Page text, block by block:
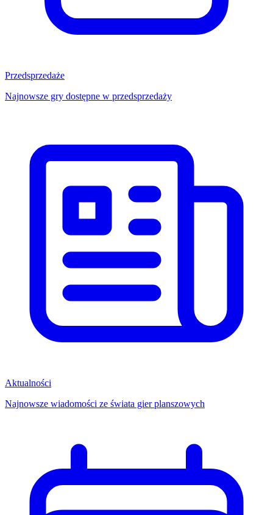
Przedsprzedaże
Najnowsze gry dostępne w przedsprzedaży
Aktualności
Najnowsze wiadomości ze świata gier planszowych